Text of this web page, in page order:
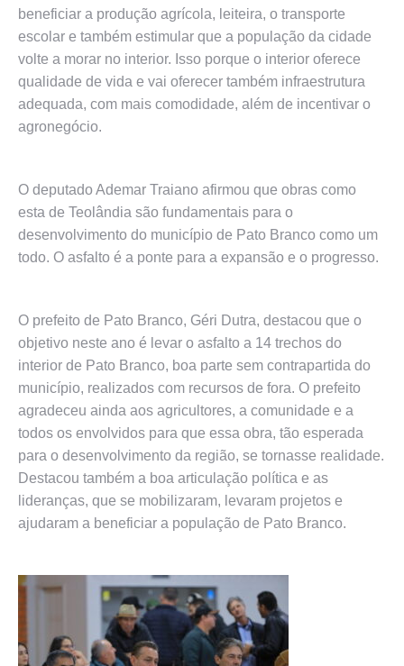
beneficiar a produção agrícola, leiteira, o transporte
escolar e também estimular que a população da cidade
volte a morar no interior. Isso porque o interior oferece
qualidade de vida e vai oferecer também infraestrutura
adequada, com mais comodidade, além de incentivar o
agronegócio.
O deputado Ademar Traiano afirmou que obras como
esta de Teolândia são fundamentais para o
desenvolvimento do município de Pato Branco como um
todo. O asfalto é a ponte para a expansão e o progresso.
O prefeito de Pato Branco, Géri Dutra, destacou que o
objetivo neste ano é levar o asfalto a 14 trechos do
interior de Pato Branco, boa parte sem contrapartida do
município, realizados com recursos de fora. O prefeito
agradeceu ainda aos agricultores, a comunidade e a
todos os envolvidos para que essa obra, tão esperada
para o desenvolvimento da região, se tornasse realidade.
Destacou também a boa articulação política e as
lideranças, que se mobilizaram, levaram projetos e
ajudaram a beneficiar a população de Pato Branco.